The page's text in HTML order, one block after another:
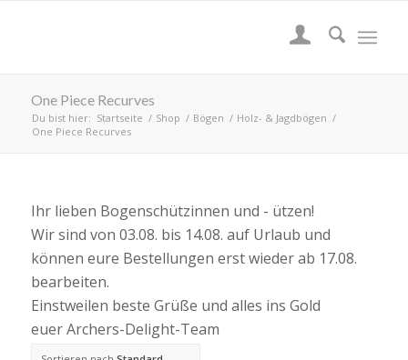
One Piece Recurves
Du bist hier: Startseite / Shop / Bögen / Holz- & Jagdbögen /
One Piece Recurves
Ihr lieben Bogenschützinnen und - ützen!
Wir sind von 03.08. bis 14.08. auf Urlaub und
können eure Bestellungen erst wieder ab 17.08.
bearbeiten.
Einstweilen beste Grüße und alles ins Gold
euer Archers-Delight-Team